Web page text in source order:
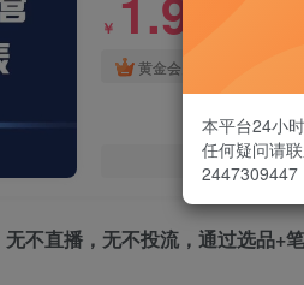
￥
黄金会员
不直播，无不投流，通过选品+
本平台24小
任何疑问请
2447309447